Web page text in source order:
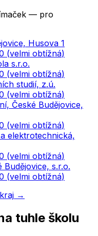
— pro
Husova 1
(velmi obtížná)
s.r.o.
(velmi obtížná)
studií, z.ú.
(velmi obtížná)
České Budějovice,
(velmi obtížná)
elektrotechnická,
(velmi obtížná)
s.r.o.
(velmi obtížná)
→
tuhle školu